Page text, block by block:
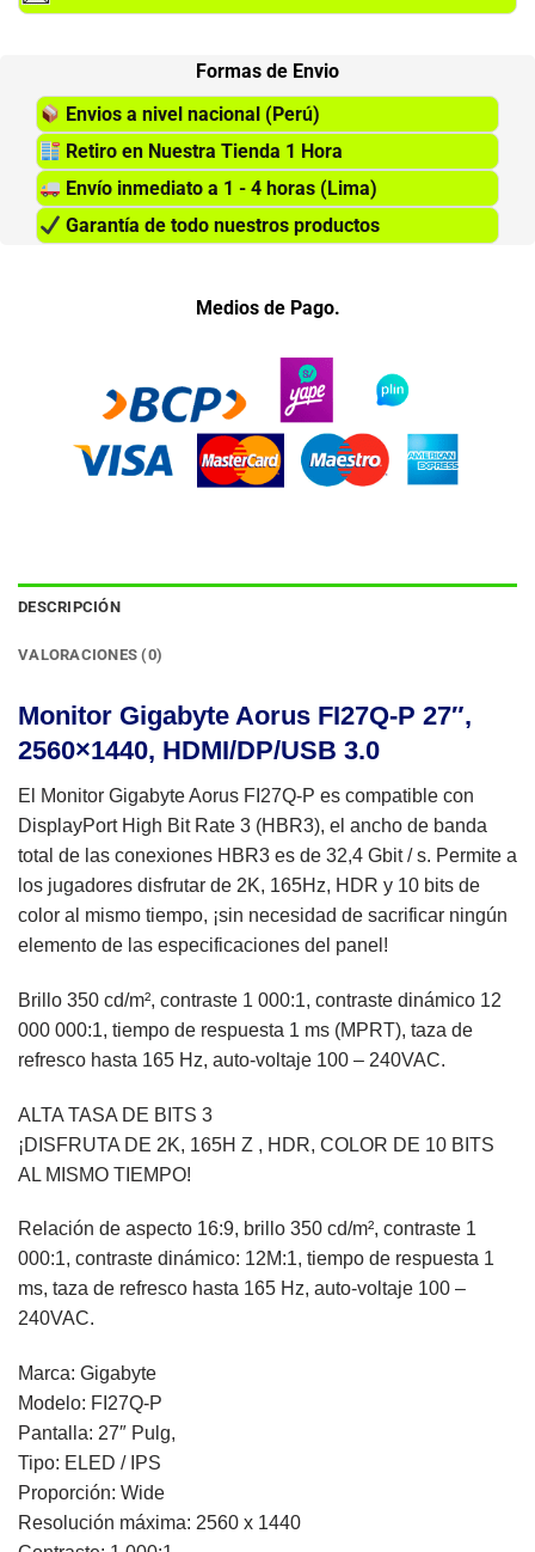
Formas de Envio
Envios a nivel nacional (Perú)
Retiro en Nuestra Tienda 1 Hora
Envío inmediato a 1 - 4 horas (Lima)
Garantía de todo nuestros productos
Medios de Pago.
DESCRIPCIÓN
VALORACIONES (0)
Monitor Gigabyte Aorus FI27Q-P 27″,
2560×1440, HDMI/DP/USB 3.0
El Monitor Gigabyte Aorus FI27Q-P es compatible con
DisplayPort High Bit Rate 3 (HBR3), el ancho de banda
total de las conexiones HBR3 es de 32,4 Gbit / s. Permite a
los jugadores disfrutar de 2K, 165Hz, HDR y 10 bits de
color al mismo tiempo, ¡sin necesidad de sacrificar ningún
elemento de las especificaciones del panel!
Brillo 350 cd/m², contraste 1 000:1, contraste dinámico 12
000 000:1, tiempo de respuesta 1 ms (MPRT), taza de
refresco hasta 165 Hz, auto-voltaje 100 – 240VAC.
ALTA TASA DE BITS 3
¡DISFRUTA DE 2K, 165H Z , HDR, COLOR DE 10 BITS
AL MISMO TIEMPO!
Relación de aspecto 16:9, brillo 350 cd/m², contraste 1
000:1, contraste dinámico: 12M:1, tiempo de respuesta 1
ms, taza de refresco hasta 165 Hz, auto-voltaje 100 –
240VAC.
Marca: Gigabyte
Modelo: FI27Q-P
Pantalla: 27″ Pulg,
Tipo: ELED / IPS
Proporción: Wide
Resolución máxima: 2560 x 1440